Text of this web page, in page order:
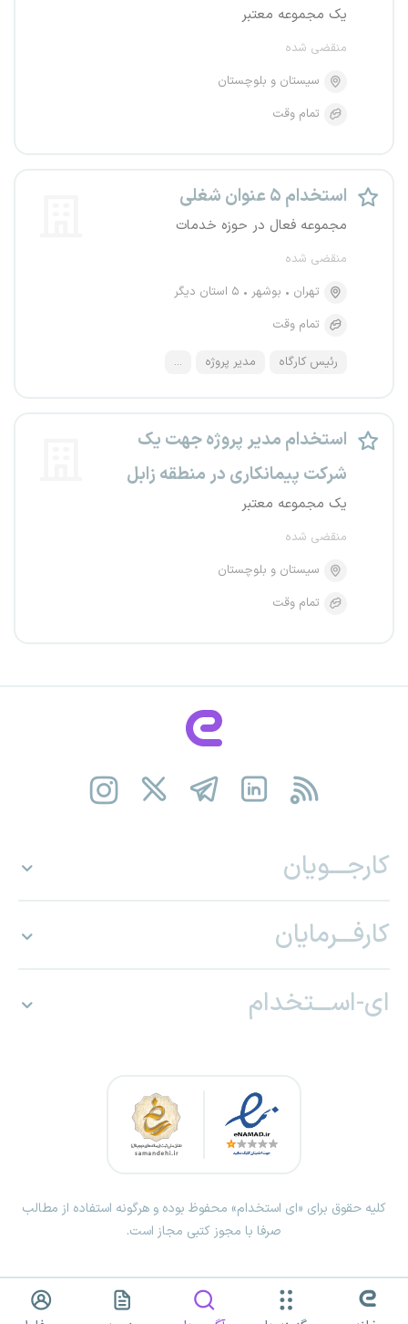
یک مجموعه معتبر
منقضی شده
سیستان و بلوچستان
تمام وقت
استخدام ۵ عنوان شغلی
مجموعه فعال در حوزه خدمات
منقضی شده
تهران
بوشهر
۵ استان دیگر
تمام وقت
رئیس کارگاه مدیر پروژه ...
استخدام مدیر پروژه جهت یک
شرکت پیمانکاری در منطقه زابل
یک مجموعه معتبر
منقضی شده
سیستان و بلوچستان
تمام وقت
کارجـــویان
کارفـــرمایان
ای-اســـتخدام
کلیه حقوق برای «ای استخدام» محفوظ بوده و هرگونه استفاده از مطالب
صرفا با مجوز کتبی مجاز است.